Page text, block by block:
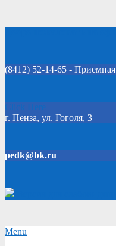
(8412) 52-14-65 - Приемная
Click Here
г. Пенза, ул. Гоголя, 3
pedk@bk.ru
Secondary
Menu